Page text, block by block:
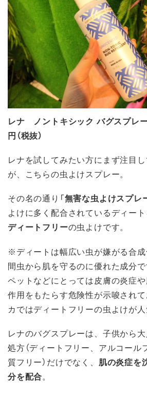
レナ ノントキシック バグスプ
円（税抜）
レナを試してみたい方にまず注目
が、こちらの虫よけスプレー。
その名の通り「無害な虫よけスプレ
よけに多く配合されているディー
ディートフリーの虫よけです。
※ディートは幅広い虫が嫌がる合
間虫から肌を守るのに優れた成分
ペットなどにとっては皮膚の炎症
作用をもたらす危険性が示唆され
カではディートフリーの虫よけが人
レナのバグスプレーは、子供から
処方（ディートフリー、アルコール
質フリー）だけでなく、 肌の炎症を
分を配合。